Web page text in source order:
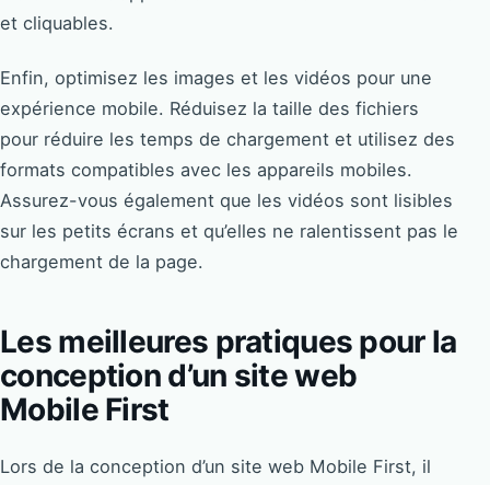
et cliquables.
Enfin, optimisez les images et les vidéos pour une
expérience mobile. Réduisez la taille des fichiers
pour réduire les temps de chargement et utilisez des
formats compatibles avec les appareils mobiles.
Assurez-vous également que les vidéos sont lisibles
sur les petits écrans et qu’elles ne ralentissent pas le
chargement de la page.
Les meilleures pratiques pour la
conception d’un site web
Mobile First
Lors de la conception d’un site web Mobile First, il